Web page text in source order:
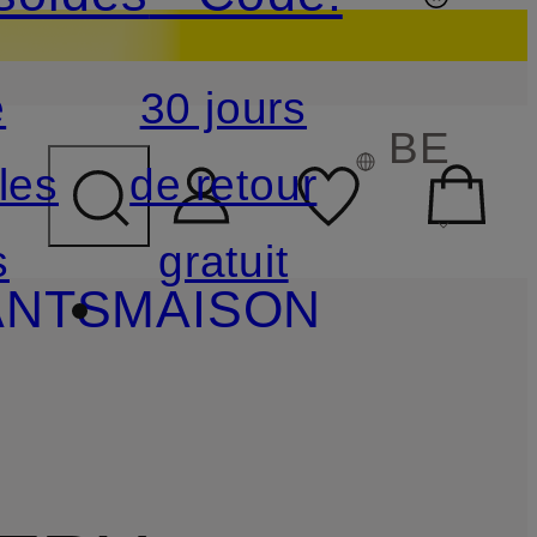
DE RECHERCHE
30 jours
de retour
gratuit
BE
MAISON